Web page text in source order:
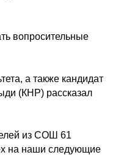
вопросительные
а также кандидат
(КНР) рассказал
из СОШ 61
на наши следующие